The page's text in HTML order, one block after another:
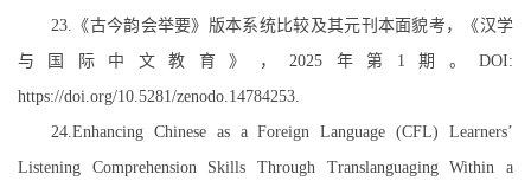
23. 《古今韵会举要》版本系统比较及其元刊本面貌考，《汉学
与国际中文教育》，2025 年第 1 期。DOI:
https://doi.org/10.5281/zenodo.14784253.
24.Enhancing Chinese as a Foreign Language (CFL) Learners’
Listening Comprehension Skills Through Translanguaging Within a